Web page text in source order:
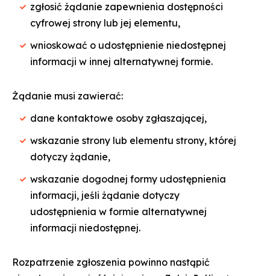
zgłosić żądanie zapewnienia dostępności
cyfrowej strony lub jej elementu,
wnioskować o udostępnienie niedostępnej
informacji w innej alternatywnej formie.
Żądanie musi zawierać:
dane kontaktowe osoby zgłaszającej,
wskazanie strony lub elementu strony, której
dotyczy żądanie,
wskazanie dogodnej formy udostępnienia
informacji, jeśli żądanie dotyczy
udostępnienia w formie alternatywnej
informacji niedostępnej.
Rozpatrzenie zgłoszenia powinno nastąpić